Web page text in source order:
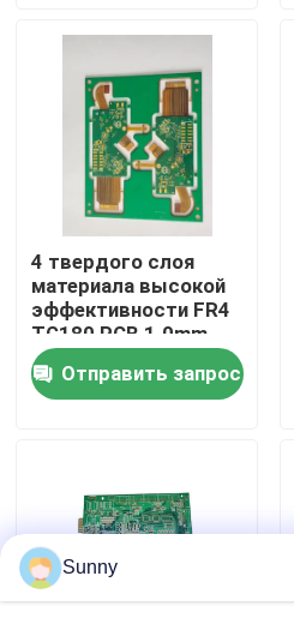
Видеозаписи
О нас
Экскурсия по заводу
Контроль качества
Свяжитесь с нами
Случаи
Блог
4 твердого слоя
материала высокой
эффективности FR4
TG180 PCB 1.0mm
гибкого
трубопровода
Отправить запрос
Sunny